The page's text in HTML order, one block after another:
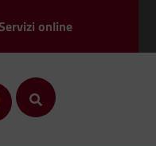
online